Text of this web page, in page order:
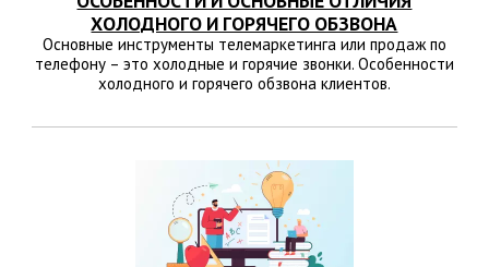
ХОЛОДНОГО И ГОРЯЧЕГО ОБЗВОНА
Основные инструменты телемаркетинга или продаж по
телефону – это холодные и горячие звонки. Особенности
холодного и горячего обзвона клиентов.